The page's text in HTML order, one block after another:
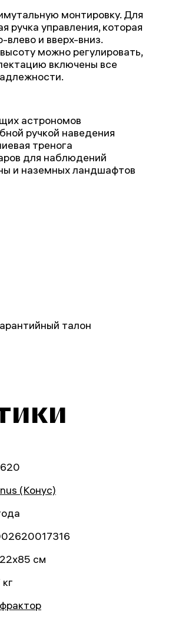
монтировку. Для
ручка управления, которая
и вверх-вниз.
можно регулировать,
включены все
астрономов
ручкой наведения
тренога
для наблюдений
и наземных ландшафтов
талон
(Конус)
см
кг